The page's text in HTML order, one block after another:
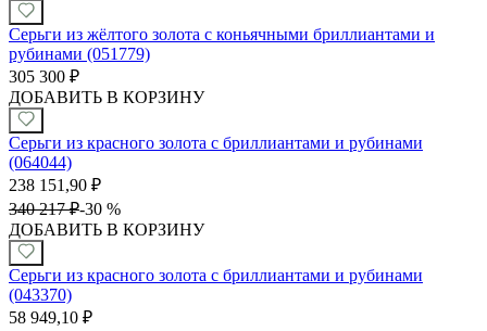
Серьги из жёлтого золота с коньячными бриллиантами и
рубинами (051779)
305 300 ₽
ДОБАВИТЬ В КОРЗИНУ
Серьги из красного золота с бриллиантами и рубинами
(064044)
238 151,90 ₽
340 217 ₽-30 %
ДОБАВИТЬ В КОРЗИНУ
Серьги из красного золота с бриллиантами и рубинами
(043370)
58 949,10 ₽